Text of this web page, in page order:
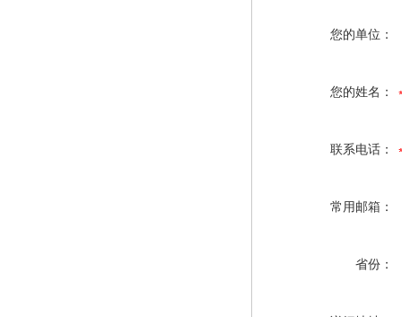
您的单位：
您的姓名：
联系电话：
常用邮箱：
省份：